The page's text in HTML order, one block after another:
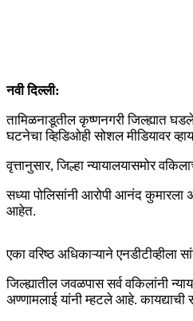
नवी दिल्ली:
तामिळनाडूतील कृष्णनगरी जिल्ह्यात
घटनेचा व्हिडिओही सोशल मीडियावर
वृत्तानुसार, जिल्हा न्यायालयासमोर
सध्या पोलिसांनी आरोपी आनंद
आहेत.
एका वरिष्ठ अधिकाऱ्याने
जिल्ह्यातील जवळपास सर्व वकिलांनी
अण्णामलाई यांनी म्हटले आहे. कायद्याची